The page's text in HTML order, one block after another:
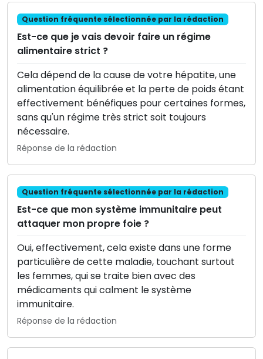
Question fréquente sélectionnée par la rédaction
Est-ce que je vais devoir faire un régime
alimentaire strict ?
Cela dépend de la cause de votre hépatite, une
alimentation équilibrée et la perte de poids étant
effectivement bénéfiques pour certaines formes,
sans qu'un régime très strict soit toujours
nécessaire.
Réponse de la rédaction
Question fréquente sélectionnée par la rédaction
Est-ce que mon système immunitaire peut
attaquer mon propre foie ?
Oui, effectivement, cela existe dans une forme
particulière de cette maladie, touchant surtout
les femmes, qui se traite bien avec des
médicaments qui calment le système
immunitaire.
Réponse de la rédaction